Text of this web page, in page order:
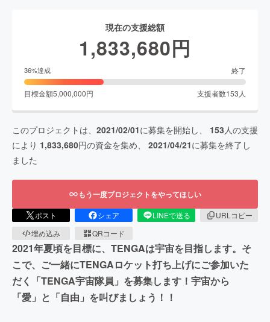
現在の支援総額
1,833,680円
36%達成 終了
目標金額5,000,000円 支援者数153 人
このプロジェクトは、 2021/02/01に募集を開始し、 153 人の支援
により 1,833,680円の資金を集め、 2021/04/21に募集を終了し
ました
もう一度プロジェクトをやってほしい
ポスト シェア LINEで送る
URLコピー
埋め込み
QRコード
2021年夏頃を目標に、TENGAは宇宙を目指します。そ
こで、ご一緒にTENGAロケット打ち上げにご参加いた
だく「TENGA宇宙隊員」を募集します！宇宙から
「愛」と「自由」を叫びましょう！！